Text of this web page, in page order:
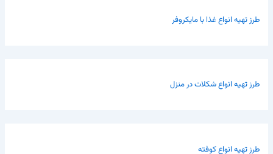
طرز تهیه انواع غذا با مایکروفر
طرز تهیه انواع شکلات در منزل
طرز تهیه انواع کوفته